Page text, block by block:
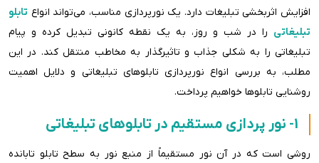
افزایش اثربخشی تبلیغات دارد. یک نورپردازی مناسب، می‌تواند انواع تابلو
تبلیغاتی را در شب و روز، به یک نقطه کانونی تبدیل کرده و پیام
تبلیغاتی را به شکلی جذاب و تاثیرگذار به مخاطب منتقل کند. در این
مطلب، به بررسی انواع نورپردازی تابلوهای تبلیغاتی و دلایل اهمیت
روشنایی تابلوها خواهیم پرداخت.
1- نور پردازی مستقیم در تابلوهای تبلیغاتی
روشی است که در آن نور مستقیماً از منبع نور به سطح تابلو تابانده